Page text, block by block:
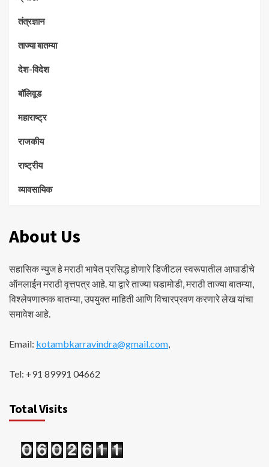
तंत्रज्ञान
ताज्या बातम्या
देश-विदेश
बॉलिवूड
महाराष्ट्र
राजकीय
राष्ट्रीय
व्यावसायिक
About Us
सहासिक न्युज हे मराठी भाषेत प्रसिद्ध होणारे डिजीटल स्वरूपातील आघाडीचे
ऑनलाईन मराठी वृत्तपत्र आहे. या द्वारे ताज्या घडामोडी, मराठी ताज्या बातम्या,
विश्लेषणात्मक बातम्या, उपयुक्त माहिती आणि विचारप्रवण करणारे लेख यांचा
समावेश आहे.
Email: kotambkarravindra@gmail.com
Tel: +91 89991 04662
Total Visits